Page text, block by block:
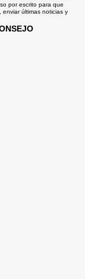
por escrito para que
últimas noticias y